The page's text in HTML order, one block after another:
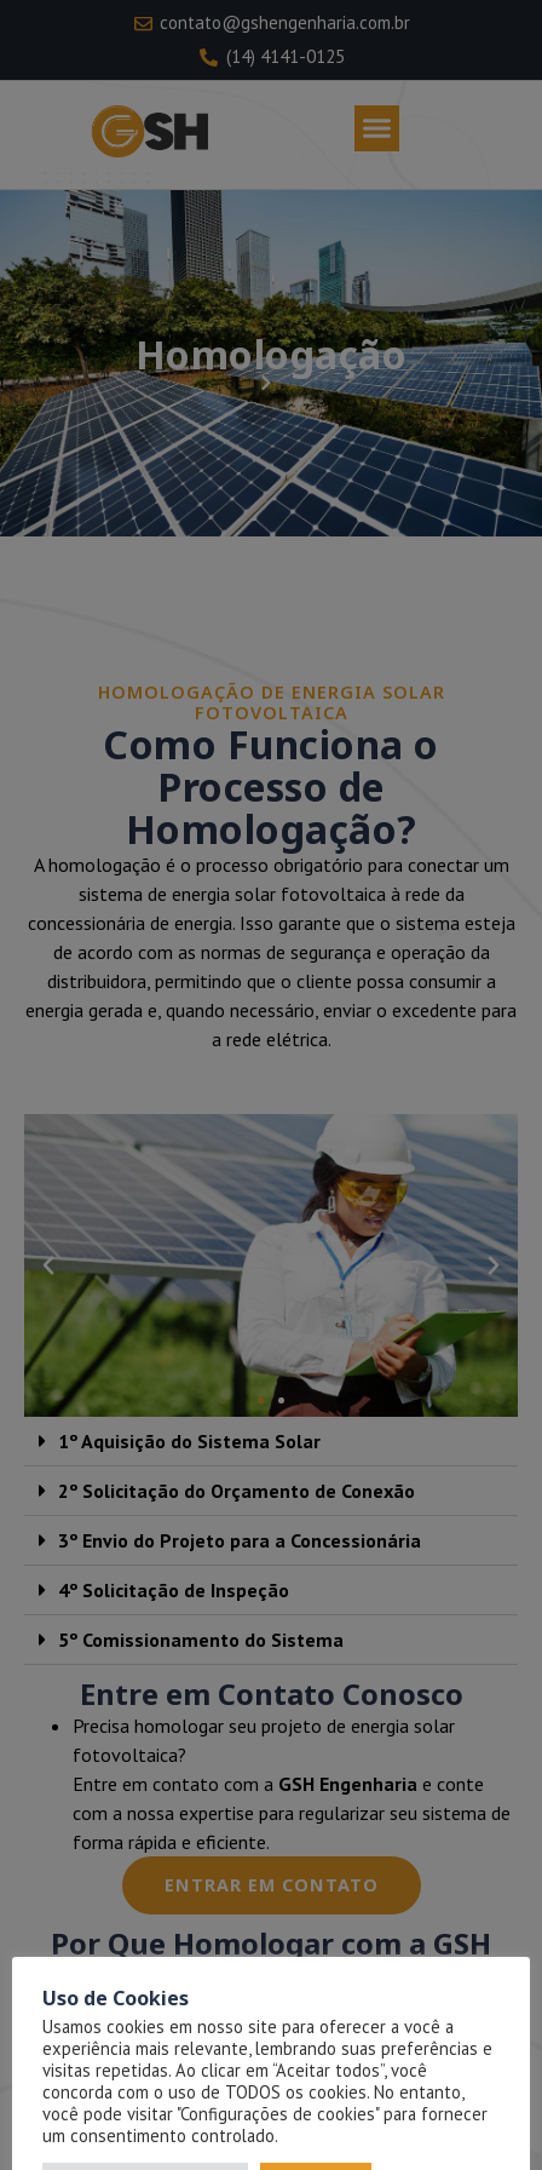
contato@gshengenharia.com.br
(14) 4141-0125
Homologação
HOMOLOGAÇÃO DE ENERGIA SOLAR
FOTOVOLTAICA
Como Funciona o
Processo de
Homologação?
A homologação é o processo obrigatório para conectar um
sistema de energia solar fotovoltaica à rede da
concessionária de energia. Isso garante que o sistema esteja
de acordo com as normas de segurança e operação da
distribuidora, permitindo que o cliente possa consumir a
energia gerada e, quando necessário, enviar o excedente para
a rede elétrica.
1º Aquisição do Sistema Solar
2º Solicitação do Orçamento de Conexão
3º Envio do Projeto para a Concessionária
4º Solicitação de Inspeção
5º Comissionamento do Sistema
Entre em Contato Conosco
Precisa homologar seu projeto de energia solar
fotovoltaica?
Entre em contato com a GSH Engenharia e conte
com a nossa expertise para regularizar seu sistema de
forma rápida e eficiente.
ENTRAR EM CONTATO
Por Que Homologar com a GSH
Rapidez:Garantimos o envio do projeto à
concessionária em até3 dias úteis, acelerando o
processo de homologação.
Atuação Nacional: Homologamos projetos em
todas as concessionárias de energia do Brasil.
Uso de Cookies
Usamos cookies em nosso site para oferecer a você a
experiência mais relevante, lembrando suas preferências e
visitas repetidas. Ao clicar em “Aceitar todos”, você
concorda com o uso de TODOS os cookies. No entanto,
você pode visitar "Configurações de cookies" para fornecer
um consentimento controlado.